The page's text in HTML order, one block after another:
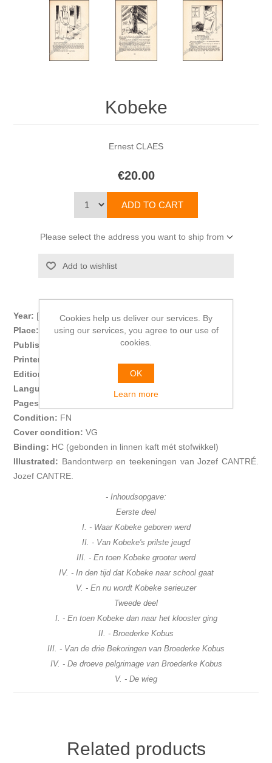
Kobeke
Ernest CLAES
€20.00
Please select the address you want to ship from
Year: [1958]
Place: Amsterdam-Antwerpen
Publisher:
Wereldbibliotheek
Printer:
Edition:
Language:
Pages:
Condition: FN
Cover condition: VG
Binding: HC (gebonden in linnen kaft mét stofwikkel)
Illustrated: Bandontwerp en teekeningen van Jozef CANTRÉ.
Jozef CANTRE.
- Inhoudsopgave:
Eerste deel
I. - Waar Kobeke geboren werd
II. - Van Kobeke's prilste jeugd
III. - En toen Kobeke grooter werd
IV. - In den tijd dat Kobeke naar school gaat
V. - En nu wordt Kobeke serieuzer
Tweede deel
I. - En toen Kobeke dan naar het klooster ging
II. - Broederke Kobus
III. - Van de drie Bekoringen van Broederke Kobus
IV. - De droeve pelgrimage van Broederke Kobus
V. - De wieg
Related products
Cookies help us deliver our services. By
using our services, you agree to our use of
cookies.
OK
Learn more